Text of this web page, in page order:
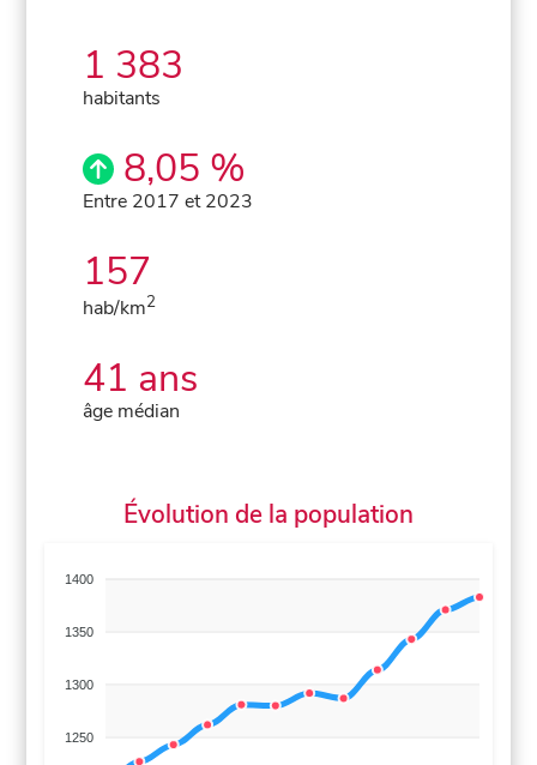
1 383
habitants
8,05 %
Entre 2017 et 2023
157
hab/km2
41 ans
âge médian
Évolution de la population
1400
1350
1300
1250